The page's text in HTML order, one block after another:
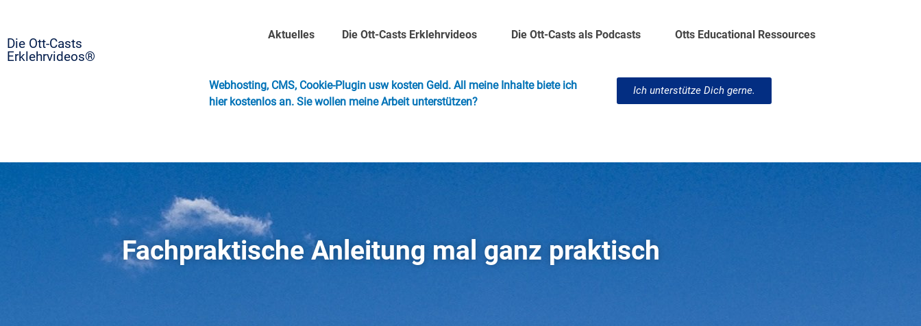
Die Ott-Casts
Erklehrvideos®
Aktuelles Die Ott-Casts Erklehrvideos Die Ott-Casts als Podcasts Otts Educational Ressources
Webhosting, CMS, Cookie-Plugin usw kosten Geld. All meine Inhalte biete ich
hier kostenlos an. Sie wollen meine Arbeit unterstützen?
Ich unterstütze Dich gerne.
Fachpraktische Anleitung mal ganz praktisch